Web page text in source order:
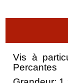
Vis à
Percantes